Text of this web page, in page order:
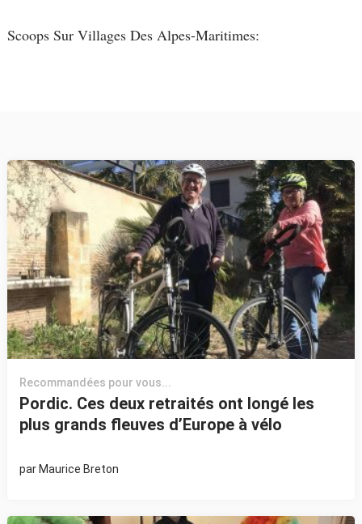
Scoops Sur Villages Des Alpes-Maritimes:
Recommandées pour vous...
Pordic. Ces deux retraités ont longé les
plus grands fleuves d’Europe à vélo
par Maurice Breton